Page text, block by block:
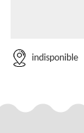
indisponible